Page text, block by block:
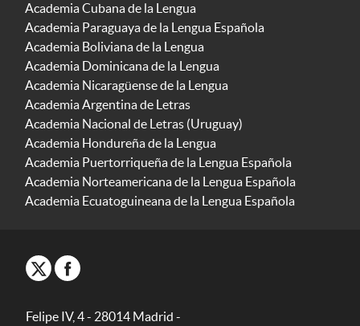
Academia Cubana de la Lengua
Academia Paraguaya de la Lengua Española
Academia Boliviana de la Lengua
Academia Dominicana de la Lengua
Academia Nicaragüense de la Lengua
Academia Argentina de Letras
Academia Nacional de Letras (Uruguay)
Academia Hondureña de la Lengua
Academia Puertorriqueña de la Lengua Española
Academia Norteamericana de la Lengua Española
Academia Ecuatoguineana de la Lengua Española
Felipe IV, 4 - 28014 Madrid -